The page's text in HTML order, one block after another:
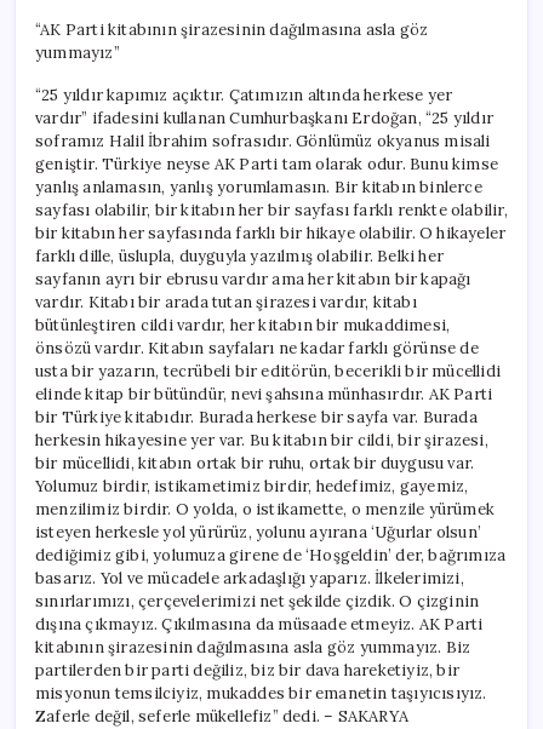
“AK Parti kitabının şirazesinin dağılmasına asla göz
yummayız”
“25 yıldır kapımız açıktır. Çatımızın altında herkese yer
vardır” ifadesini kullanan Cumhurbaşkanı Erdoğan, “25 yıldır
soframız Halil İbrahim sofrasıdır. Gönlümüz okyanus misali
geniştir. Türkiye neyse AK Parti tam olarak odur. Bunu kimse
yanlış anlamasın, yanlış yorumlamasın. Bir kitabın binlerce
sayfası olabilir, bir kitabın her bir sayfası farklı renkte olabilir,
bir kitabın her sayfasında farklı bir hikaye olabilir. O hikayeler
farklı dille, üslupla, duyguyla yazılmış olabilir. Belki her
sayfanın ayrı bir ebrusu vardır ama her kitabın bir kapağı
vardır. Kitabı bir arada tutan şirazesi vardır, kitabı
bütünleştiren cildi vardır, her kitabın bir mukaddimesi,
önsözü vardır. Kitabın sayfaları ne kadar farklı görünse de
usta bir yazarın, tecrübeli bir editörün, becerikli bir mücellidi
elinde kitap bir bütündür, nevi şahsına münhasırdır. AK Parti
bir Türkiye kitabıdır. Burada herkese bir sayfa var. Burada
herkesin hikayesine yer var. Bu kitabın bir cildi, bir şirazesi,
bir mücellidi, kitabın ortak bir ruhu, ortak bir duygusu var.
Yolumuz birdir, istikametimiz birdir, hedefimiz, gayemiz,
menzilimiz birdir. O yolda, o istikamette, o menzile yürümek
isteyen herkesle yol yürürüz, yolunu ayırana ‘Uğurlar olsun’
dediğimiz gibi, yolumuza girene de ‘Hoşgeldin’ der, bağrımıza
basarız. Yol ve mücadele arkadaşlığı yaparız. İlkelerimizi,
sınırlarımızı, çerçevelerimizi net şekilde çizdik. O çizginin
dışına çıkmayız. Çıkılmasına da müsaade etmeyiz. AK Parti
kitabının şirazesinin dağılmasına asla göz yummayız. Biz
partilerden bir parti değiliz, biz bir dava hareketiyiz, bir
misyonun temsilciyiz, mukaddes bir emanetin taşıyıcısıyız.
Zaferle değil, seferle mükellefiz” dedi. – SAKARYA